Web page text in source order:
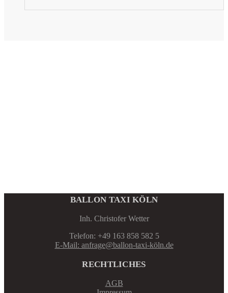
BALLON TAXI KÖLN
Inh. Christofer Wetter
Telefon: +49 163 858 582 5
E-Mail: anfrage@ballon-taxi-köln.de
RECHTLICHES
AGB